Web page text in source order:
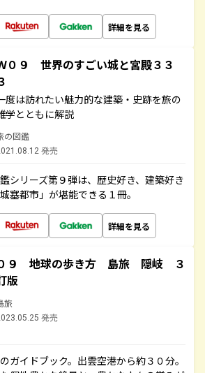
詳細を見る
０９ 世界のすごい城と宮殿３３
度は訪れたい魅力的な建築・史跡を旅の
学とともに解説
の図鑑
発売
シリーズ第９弾は、歴史好き、建築好き
塞都市」が堪能できる１冊。
詳細を見る
９ 地球の歩き方 島旅 隠岐 ３
版
旅
発売
ガイドブック。出雲空港から約３０分。